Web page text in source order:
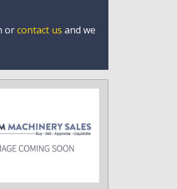
orcontact us and we